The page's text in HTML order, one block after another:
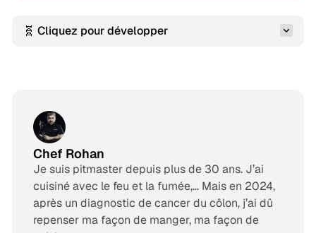
🧬 Cliquez pour développer
Chef Rohan
Je suis pitmaster depuis plus de 30 ans. J’ai
cuisiné avec le feu et la fumée,… Mais en 2024,
après un diagnostic de cancer du côlon, j’ai dû
repenser ma façon de manger, ma façon de